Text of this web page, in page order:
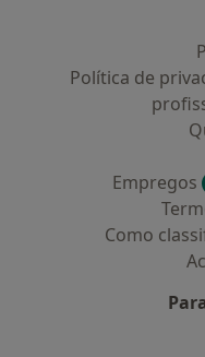
Política de
Empregos
Como